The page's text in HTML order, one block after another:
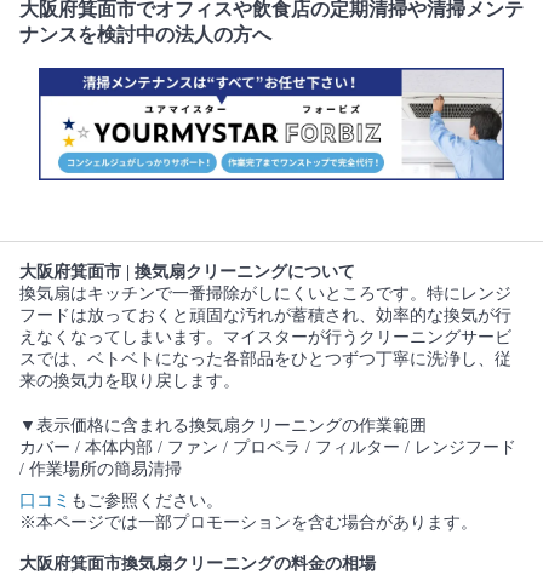
大阪府箕面市でオフィスや飲食店の定期清掃や清掃メンテ
ナンスを検討中の法人の方へ
大阪府箕面市 | 換気扇クリーニングについて
換気扇はキッチンで一番掃除がしにくいところです。特にレンジ
フードは放っておくと頑固な汚れが蓄積され、効率的な換気が行
えなくなってしまいます。マイスターが行うクリーニングサービ
スでは、ベトベトになった各部品をひとつずつ丁寧に洗浄し、従
来の換気力を取り戻します。
▼表示価格に含まれる換気扇クリーニングの作業範囲
カバー / 本体内部 / ファン / プロペラ / フィルター / レンジフード
/ 作業場所の簡易清掃
口コミ もご参照ください。
※本ページでは一部プロモーションを含む場合があります。
大阪府箕面市換気扇クリーニングの料金の相場